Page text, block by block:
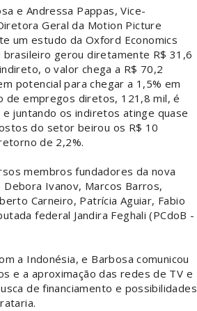
e Andressa Pappas, Vice-
Geral da Motion Picture
um estudo da Oxford Economics
gerou diretamente R$ 31,6
o valor chega a R$ 70,2
potencial para chegar a 1,5% em
de empregos diretos, 121,8 mil, é
juntando os indiretos atinge quase
do setor beirou os R$ 10
de 2,2%.
membros fundadores da nova
Ivanov, Marcos Barros,
Carneiro, Patrícia Aguiar, Fabio
federal Jandira Feghali (PCdoB -
a Indonésia, e Barbosa comunicou
e a aproximação das redes de TV e
de financiamento e possibilidades